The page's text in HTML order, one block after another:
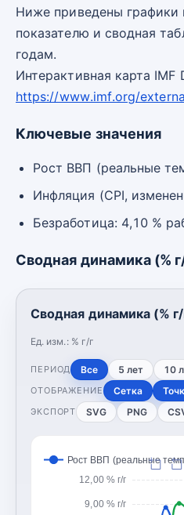
Ниже приведены
показателю и сводная
годам.
Интерактивная карта IMF
https://www.imf.org/
Ключевые значения
Рост ВВП (реальные
Инфляция (CPI,
Безработица: 4,10 %
Сводная динамика (%
Сводная динамика (% г/
Ед. изм.: % г/г
ПЕРИОД Все 5 лет 10
ОТОБРАЖЕНИЕ Сетка
ЭКСПОРТ SVG PNG
9,00 % г/г
12,00 % г/г
Рост ВВП (реальные